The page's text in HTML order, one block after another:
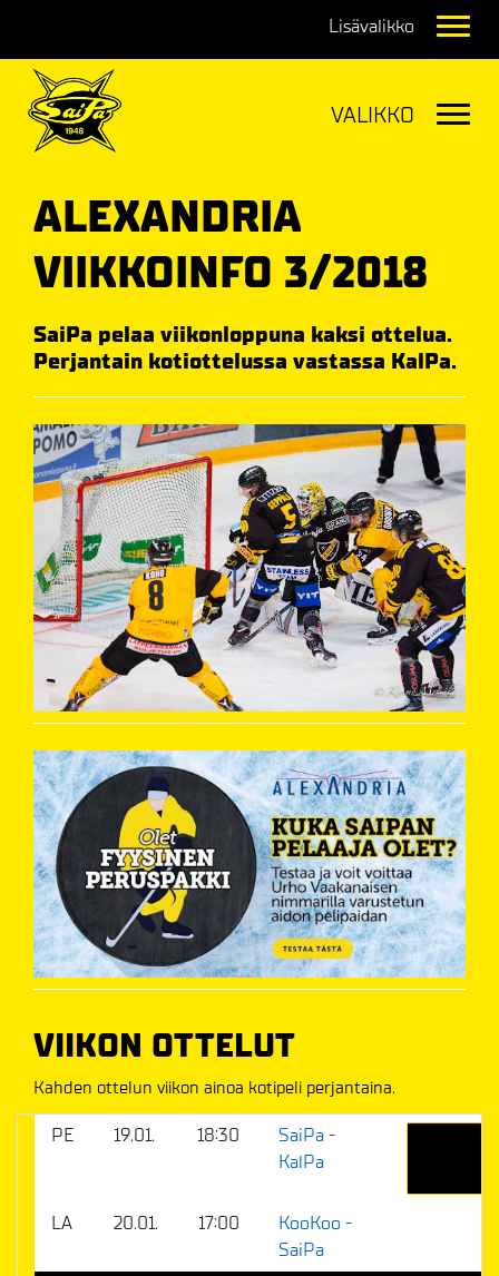
ALEXANDRIA
VIIKKOINFO 3/2018
SaiPa pelaa viikonloppuna kaksi ottelua.
Perjantain kotiottelussa vastassa KalPa.
VIIKON OTTELUT
Kahden ottelun viikon ainoa kotipeli perjantaina.
PE 19.01. 18:30
SaiPa -
KalPa
LA 20.01. 17:00
KooKoo -
SaiPa